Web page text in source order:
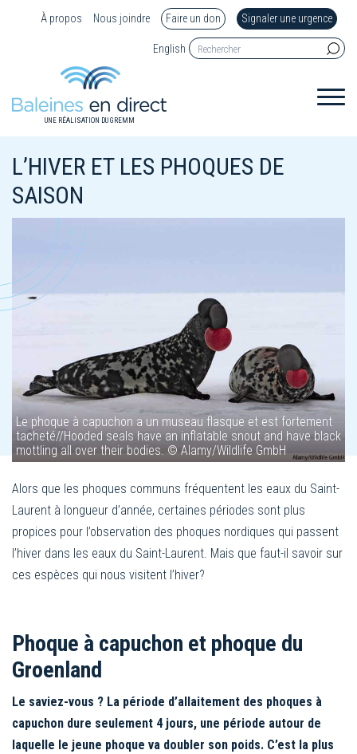
À propos Nous joindre Faire un don Signaler une urgence
English
UNE RÉALISATION DU GREMM
L’HIVER ET LES PHOQUES DE
SAISON
Le phoque à capuchon a un museau flasque et est fortement
tacheté//Hooded seals have an inflatable snout and have black
mottling all over their bodies. © Alamy/Wildlife GmbH
Alors que les phoques communs fréquentent les eaux du Saint-
Laurent à longueur d’année, certaines périodes sont plus
propices pour l’observation des phoques nordiques qui passent
l’hiver dans les eaux du Saint-Laurent. Mais que faut-il savoir sur
ces espèces qui nous visitent l’hiver?
Phoque à capuchon et phoque du
Groenland
Le saviez-vous ? La période d’allaitement des phoques à
capuchon dure seulement 4 jours, une période autour de
laquelle le jeune phoque va doubler son poids. C’est la plus